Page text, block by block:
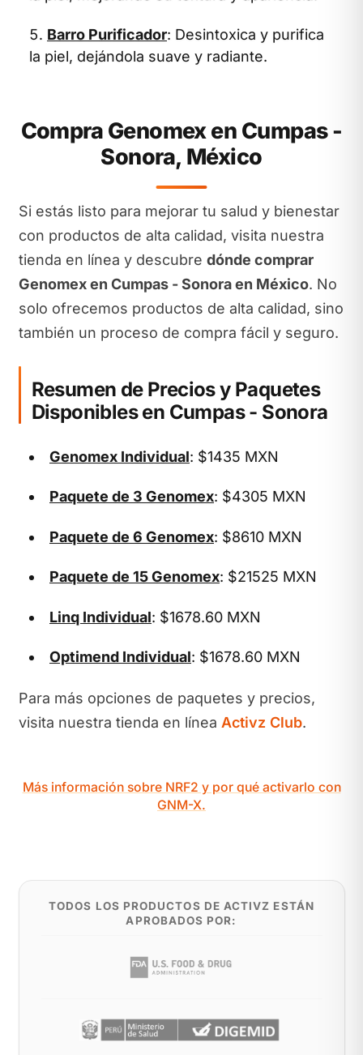
Barro Purificador: Desintoxica y purifica
la piel, dejándola suave y radiante.
Compra Genomex en Cumpas -
Sonora, México
Si estás listo para mejorar tu salud y bienestar
con productos de alta calidad, visita nuestra
tienda en línea y descubre dónde comprar
Genomex en Cumpas - Sonora en México. No
solo ofrecemos productos de alta calidad, sino
también un proceso de compra fácil y seguro.
Resumen de Precios y Paquetes
Disponibles en Cumpas - Sonora
Genomex Individual: $1435 MXN
Paquete de 3 Genomex: $4305 MXN
Paquete de 6 Genomex: $8610 MXN
Paquete de 15 Genomex: $21525 MXN
Linq Individual: $1678.60 MXN
Optimend Individual: $1678.60 MXN
Para más opciones de paquetes y precios,
visita nuestra tienda en línea Activz Club.
Más información sobre NRF2 y por qué activarlo con
GNM-X.
TODOS LOS PRODUCTOS DE ACTIVZ ESTÁN
APROBADOS POR: